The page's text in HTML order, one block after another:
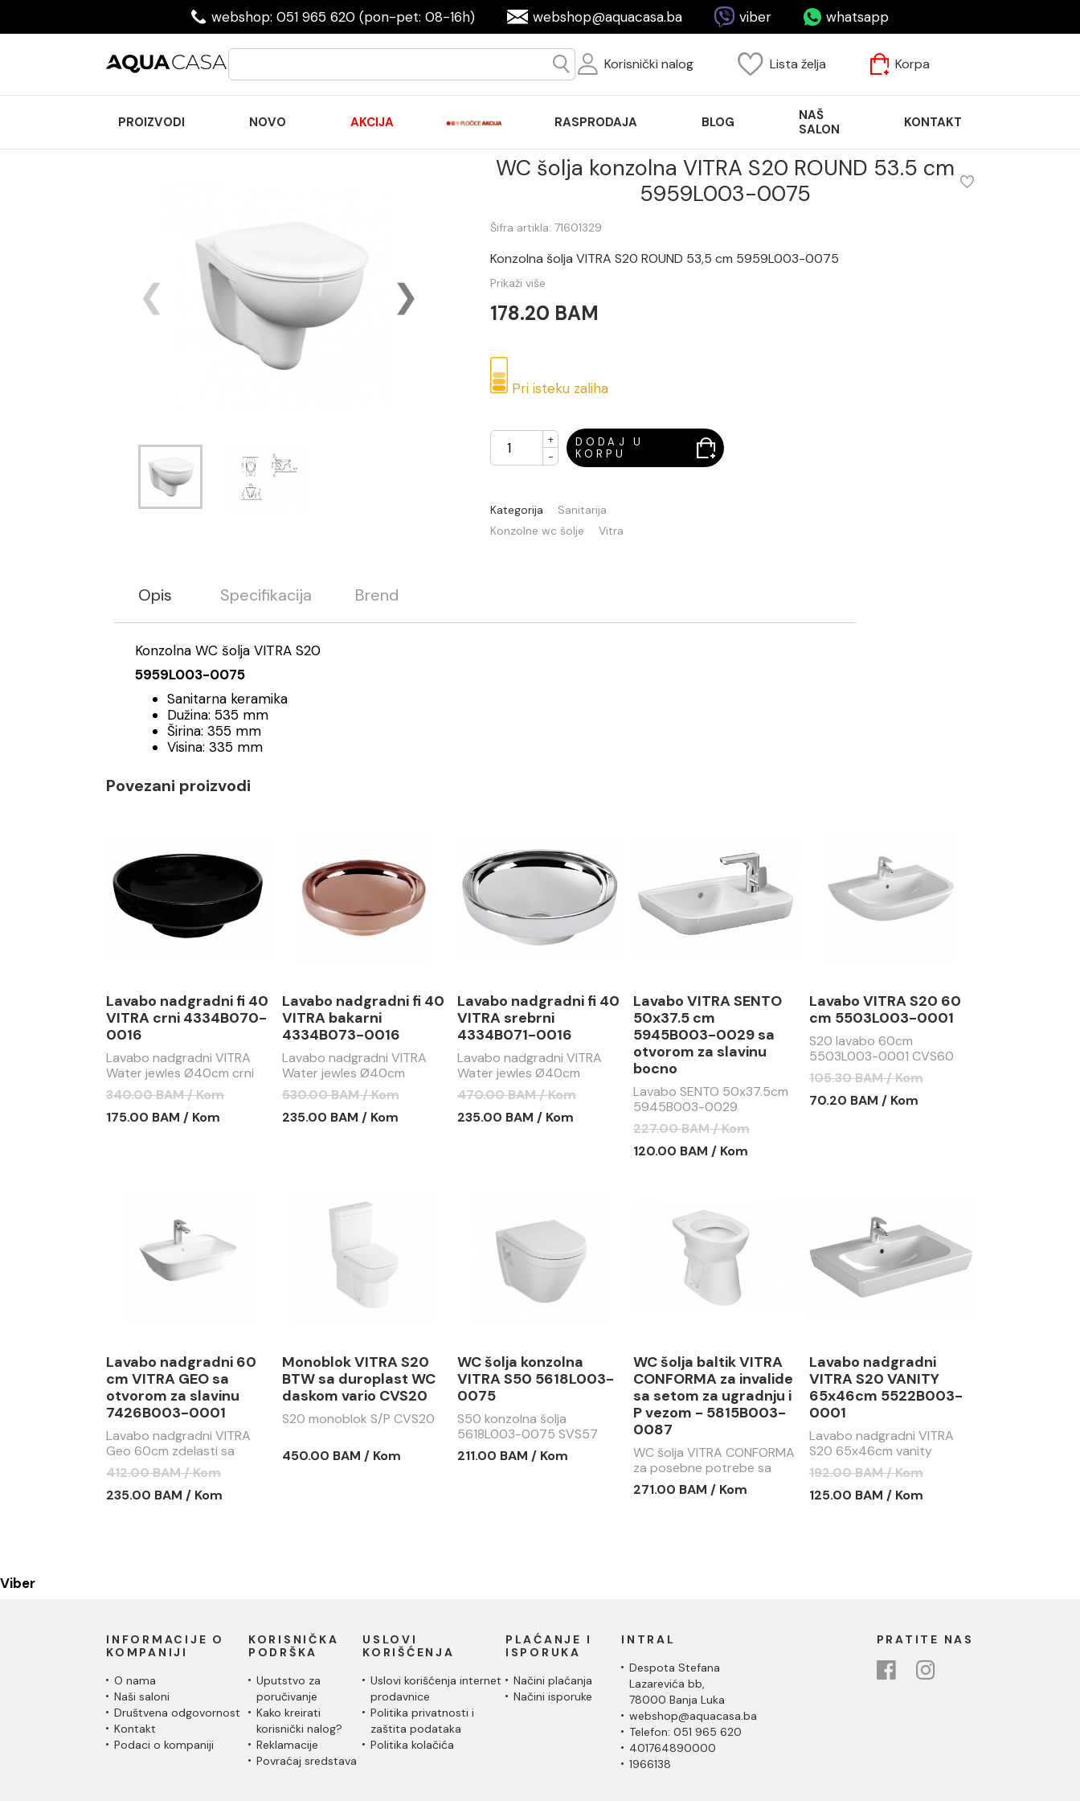
webshop: 051 965 620 (pon-pet: 08-16h) webshop@aquacasa.ba viber whatsapp
Korisnički nalog Lista želja Korpa
PROIZVODI NOVO AKCIJA RASPRODAJA BLOG
NAŠ
SALON
KONTAKT
WC šolja konzolna VITRA S20 ROUND 53.5 cm
5959L003-0075
Šifra artikla: 71601329
Konzolna šolja VITRA S20 ROUND 53,5 cm 5959L003-0075
Prikaži više
178.20 BAM
Pri isteku zaliha
+
-
DODAJ U
KORPU
Kategorija
Sanitarija
Konzolne wc šolje
Vitra
Opis Specifikacija Brend
Konzolna WC šolja VITRA S20
5959L003-0075
Sanitarna keramika
Dužina: 535 mm
Širina: 355 mm
Visina: 335 mm
Povezani proizvodi
Lavabo nadgradni fi 40
VITRA crni 4334B070-
0016
Lavabo nadgradni VITRA
Water jewles Ø40cm crni
340.00 BAM / Kom
175.00 BAM / Kom
Lavabo nadgradni fi 40
VITRA bakarni
4334B073-0016
Lavabo nadgradni VITRA
Water jewles Ø40cm
bakarni
530.00 BAM / Kom
235.00 BAM / Kom
Lavabo nadgradni fi 40
VITRA srebrni
4334B071-0016
Lavabo nadgradni VITRA
Water jewles Ø40cm
srebrni
470.00 BAM / Kom
235.00 BAM / Kom
Lavabo VITRA SENTO
50x37.5 cm
5945B003-0029 sa
otvorom za slavinu
bocno
Lavabo SENTO 50x37.5cm
5945B003-0029
227.00 BAM / Kom
120.00 BAM / Kom
Lavabo VITRA S20 60
cm 5503L003-0001
S20 lavabo 60cm
5503L003-0001 CVS60
105.30 BAM / Kom
70.20 BAM / Kom
Lavabo nadgradni 60
cm VITRA GEO sa
otvorom za slavinu
7426B003-0001
Lavabo nadgradni VITRA
Geo 60cm zdelasti sa
prelivom sa otvorom za
slavinu
412.00 BAM / Kom
235.00 BAM / Kom
Monoblok VITRA S20
BTW sa duroplast WC
daskom vario CVS20
S20 monoblok S/P CVS20
450.00 BAM / Kom
WC šolja konzolna
VITRA S50 5618L003-
0075
S50 konzolna šolja
5618L003-0075 SVS57
211.00 BAM / Kom
WC šolja baltik VITRA
CONFORMA za invalide
sa setom za ugradnju i
P vezom - 5815B003-
0087
WC šolja VITRA CONFORMA
za posebne potrebe sa
setom za ugradnju i P
vezom - 5815B003-0087
271.00 BAM / Kom
Lavabo nadgradni
VITRA S20 VANITY
65x46cm 5522B003-
0001
Lavabo nadgradni VITRA
S20 65x46cm vanity
192.00 BAM / Kom
125.00 BAM / Kom
Viber
INFORMACIJE O
KOMPANIJI
O nama
Naši saloni
Društvena odgovornost
Kontakt
Podaci o kompaniji
KORISNIČKA
PODRŠKA
Uputstvo za
poručivanje
Kako kreirati
korisnički nalog?
Reklamacije
Povraćaj sredstava
USLOVI
KORIŠĆENJA
Uslovi korišćenja internet
prodavnice
Politika privatnosti i
zaštita podataka
Politika kolačića
PLAĆANJE I
ISPORUKA
Načini plaćanja
Načini isporuke
INTRAL
Despota Stefana
Lazarevića bb,
78000 Banja Luka
webshop@aquacasa.ba
Telefon: 051 965 620
401764890000
1966138
PRATITE NAS